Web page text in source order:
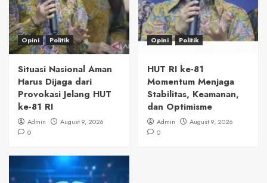
Opini Politik
Situasi Nasional Aman
Harus Dijaga dari
Provokasi Jelang HUT
ke-81 RI
Admin
August 9, 2026
0
Opini Politik
HUT RI ke-81
Momentum Menjaga
Stabilitas, Keamanan,
dan Optimisme
Admin
August 9, 2026
0